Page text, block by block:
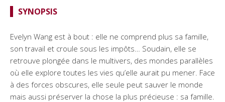
SYNOPSIS
Evelyn Wang est à bout : elle ne comprend plus sa famille,
son travail et croule sous les impôts… Soudain, elle se
retrouve plongée dans le multivers, des mondes parallèles
où elle explore toutes les vies qu’elle aurait pu mener. Face
à des forces obscures, elle seule peut sauver le monde
mais aussi préserver la chose la plus précieuse : sa famille.